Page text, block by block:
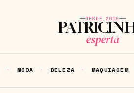
DESDE 2009
esperta
MODA BELEZA MAQUIAGEM